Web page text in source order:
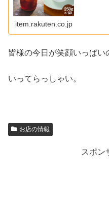
item.rakuten.co.jp
皆様の今日が笑顔いっぱ
いってらっしゃい。
お店の情報
スポン